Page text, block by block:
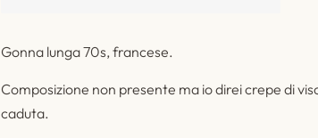
Gonna lunga 70s, francese.
Composizione non presente ma io direi crepe di
caduta.